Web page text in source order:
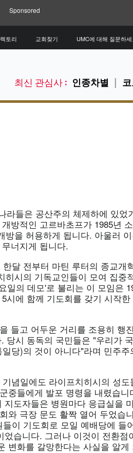
Sponsored
최신 관심사 : 인종차별
토리 교회찾기 UMC에 대해 질문하세
라들은 공산주의 체제하에 있었
방적인 고르바초프가 1985년
방을 허용하게 됩니다. 아울러
너지게 됩니다.
달 전부터 마틴 루터의 종교개
시의 기독교인들이 모여 집중
일의 데모'로 불리는 이 모임은
시에 함께 기도회를 갖기 시작
들고 어두운 거리를 조용히 행
당시 동독의 국민들은 "우리가
당)의 것이 아니다"라며 민주
념일에도 라이프치히시의 성
중들에게 발포 명령을 내렸습니
도자들은 병원마다 응급실을
와 극장 문도 활짝 열어 두었습
이 기도회로 모일 예배당에 들
습니다. 그러나 이것이 전환점
변화를 갈망한다는 사실을 알게